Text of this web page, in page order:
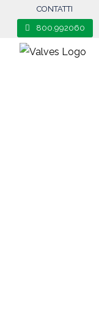
contenuto
CONTATTI
800.992060